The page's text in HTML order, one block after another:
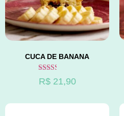
CUCA DE BANANA
Avaliação
2.41
R$21,90